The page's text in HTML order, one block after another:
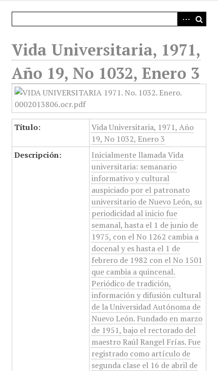
Vida Universitaria, 1971,
Año 19, No 1032, Enero 3
Título:
Vida Universitaria, 1971, Año
19, No 1032, Enero 3
Descripción:
Inicialmente llamada Vida
universitaria: semanario
informativo y cultural
auspiciado por el patronato
universitario de Nuevo León, su
periodicidad al inicio fue
semanal, hasta el 1 de junio de
1975, con el No 1262 cambia a
docenal y es hasta el 1 de
febrero de 1982 con el No 1501
que cambia a quincenal.
Periódico de tradición,
información y difusión cultural
de la Universidad Autónoma de
Nuevo León. Fundado en marzo
de 1951, bajo el rectorado del
maestro Raúl Rangel Frías. Fue
registrado como artículo de
segunda clase el 16 de abril de